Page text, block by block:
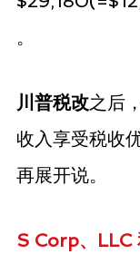
。
川普税改之后
收入享受税收
再展开说。
S Corp、LLC